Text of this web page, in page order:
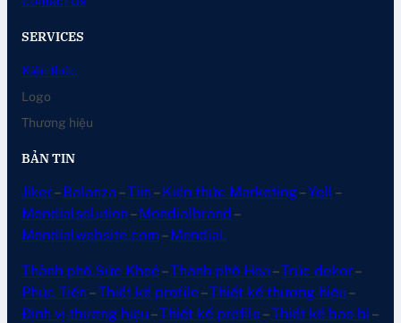
SERVICES
Kiến thức
Logo
Thương hiệu
BẢN TIN
Jiker–Balanza –Tiin–Kiến thức Marketing–Yell –
Mondialsolution–Mondialbrand –
Mondialwebsite.com –MondiaL
Thành phố Sức Khoẻ–Thành phố Hoa –Trúc dekor–
Phúc Tiến–Thiết kế profile–Thiết kế thương hiệu –
Định vị thương hiệu –Thiết kế profile–Thiết kế bao bì –